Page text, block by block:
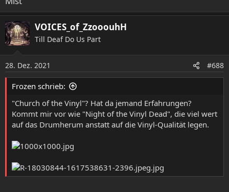
VOICES_of_ZzooouhH
Till Deaf Do Us Part
28. Dez. 2021 #688
Frozen schrieb:
"Church of the Vinyl"? Hat da jemand Erfahrungen?
Kommt mir vor wie "Night of the Vinyl Dead", die viel wert
auf das Drumherum anstatt auf die Vinyl-Qualität legen.